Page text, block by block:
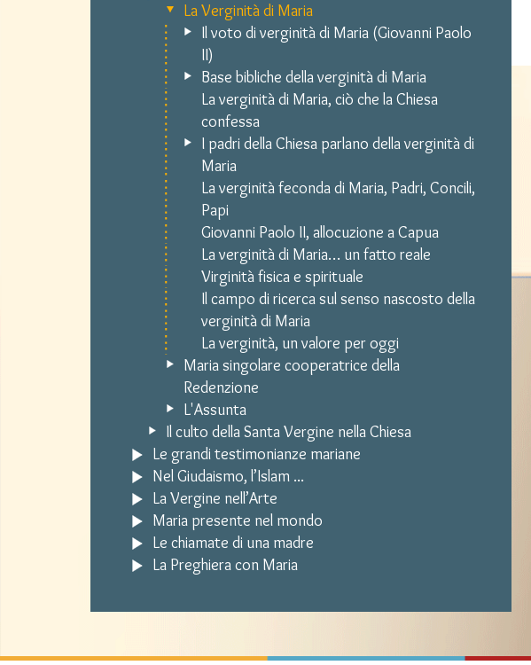
La Verginità di Maria
Il voto di verginità di Maria (Giovanni Paolo
II)
Base bibliche della verginità di Maria
La verginità di Maria, ciò che la Chiesa
confessa
I padri della Chiesa parlano della verginità di
Maria
La verginità feconda di Maria, Padri, Concili,
Papi
Giovanni Paolo II, allocuzione a Capua
La verginità di Maria… un fatto reale
Virginità fisica e spirituale
Il campo di ricerca sul senso nascosto della
verginità di Maria
La verginità, un valore per oggi
Maria singolare cooperatrice della
Redenzione
L'Assunta
Il culto della Santa Vergine nella Chiesa
Le grandi testimonianze mariane
Nel Giudaismo, l’Islam ...
La Vergine nell’Arte
Maria presente nel mondo
Le chiamate di una madre
La Preghiera con Maria